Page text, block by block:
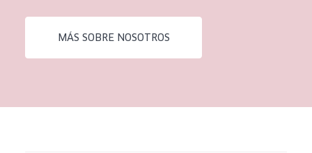
Piel expuesta al sol
Piel menopáusica
Todas las edades
MÁS SOBRE NOSOTROS